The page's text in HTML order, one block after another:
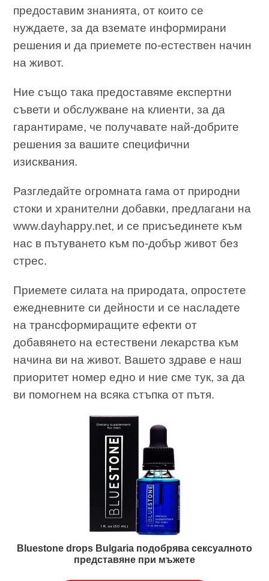
предоставим знанията, от които се
нуждаете, за да вземате информирани
решения и да приемете по-естествен начин
на живот.
Ние също така предоставяме експертни
съвети и обслужване на клиенти, за да
гарантираме, че получавате най-добрите
решения за вашите специфични
изисквания.
Разгледайте огромната гама от природни
стоки и хранителни добавки, предлагани на
www.dayhappy.net, и се присъединете към
нас в пътуването към по-добър живот без
стрес.
Приемете силата на природата, опростете
ежедневните си дейности и се насладете
на трансформиращите ефекти от
добавянето на естествени лекарства към
начина ви на живот. Вашето здраве е наш
приоритет номер едно и ние сме тук, за да
ви помогнем на всяка стъпка от пътя.
Bluestone drops Bulgaria подобрява сексуалното
представяне при мъжете